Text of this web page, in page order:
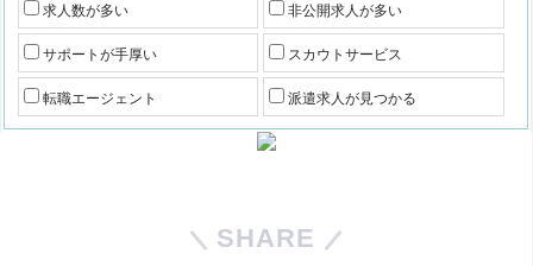
求人数が多い 非公開求人が多い
サポートが手厚い スカウトサービス
転職エージェント 派遣求人が見つかる
SHARE